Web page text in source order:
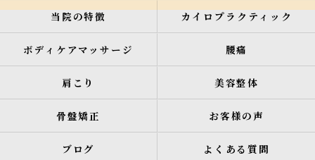
当院の特徴 カイロプラクティック
ボディケアマッサージ 腰痛
肩こり 美容整体
骨盤矯正 お客様の声
ブログ よくある質問